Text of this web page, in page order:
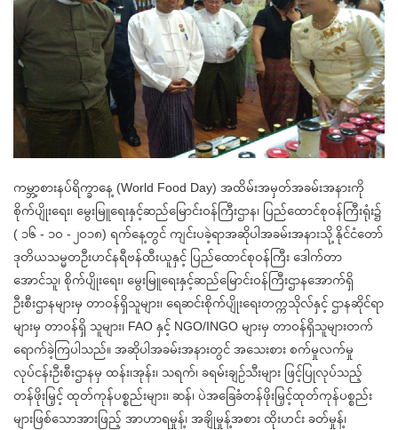
ကမ္ဘာ့စားနပ်ရိက္ခာနေ့ (World Food Day) အထိမ်းအမှတ်အခမ်းအနားကို
စိုက်ပျိုးရေး၊ မွေးမြူရေးနှင့်ဆည်မြောင်းဝန်ကြီးဌာန၊ ပြည်ထောင်စုဝန်ကြီးရုံး၌
( ၁၆ - ၁၀ - ၂၀၁၈) ရက်နေ့တွင် ကျင်းပခဲ့ရာအဆိုပါအခမ်းအနားသို့ နိုင်ငံတော်
ဒုတိယသမ္မတဦးဟင်နရီဗန်ထီးယူနှင့် ပြည်ထောင်စုဝန်ကြီး ဒေါက်တာ
အောင်သူ၊ စိုက်ပျိုးရေး၊ မွေးမြူရေးနှင့်ဆည်မြောင်းဝန်ကြီးဌာနအောက်ရှိ
ဦးစီးဌာနများမှ တာဝန်ရှိသူများ၊ ရေဆင်းစိုက်ပျိုးရေးတက္ကသိုလ်နှင့် ဌာနဆိုင်ရာ
များမှ တာဝန်ရှိ သူများ၊ FAO နှင့် NGO/INGO များမှ တာဝန်ရှိသူများတက်
ရောက်ခဲ့ကြပါသည်။ အဆိုပါအခမ်းအနားတွင် အသေးစား စက်မှုလက်မှု
လုပ်ငန်းဦးစီးဌာနမှ ထန်း၊အုန်း၊ သရက်၊ ခရမ်းချဉ်သီးများ ဖြင့်ပြုလုပ်သည့်
တန်ဖိုးမြှင့် ထုတ်ကုန်ပစ္စည်းများ၊ ဆန်၊ ပဲအခြေခံတန်ဖိုးမြှင့်ထုတ်ကုန်ပစ္စည်း
များဖြစ်သောအားဖြည့် အာဟာရမှုန့်၊ အချိုမှုန့်အစား ထိုးဟင်း ခတ်မှုန့်၊